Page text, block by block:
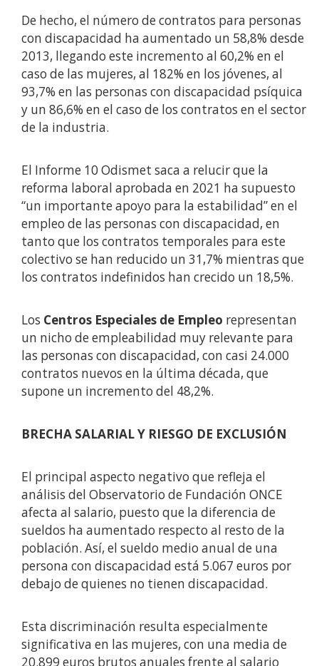
De hecho, el número de contratos para personas
con discapacidad ha aumentado un 58,8% desde
2013, llegando este incremento al 60,2% en el
caso de las mujeres, al 182% en los jóvenes, al
93,7% en las personas con discapacidad psíquica
y un 86,6% en el caso de los contratos en el sector
de la industria.
El Informe 10 Odismet saca a relucir que la
reforma laboral aprobada en 2021 ha supuesto
“un importante apoyo para la estabilidad” en el
empleo de las personas con discapacidad, en
tanto que los contratos temporales para este
colectivo se han reducido un 31,7% mientras que
los contratos indefinidos han crecido un 18,5%.
Los Centros Especiales de Empleo representan
un nicho de empleabilidad muy relevante para
las personas con discapacidad, con casi 24.000
contratos nuevos en la última década, que
supone un incremento del 48,2%.
BRECHA SALARIAL Y RIESGO DE EXCLUSIÓN
El principal aspecto negativo que refleja el
análisis del Observatorio de Fundación ONCE
afecta al salario, puesto que la diferencia de
sueldos ha aumentado respecto al resto de la
población. Así, el sueldo medio anual de una
persona con discapacidad está 5.067 euros por
debajo de quienes no tienen discapacidad.
Esta discriminación resulta especialmente
significativa en las mujeres, con una media de
20.899 euros brutos anuales frente al salario